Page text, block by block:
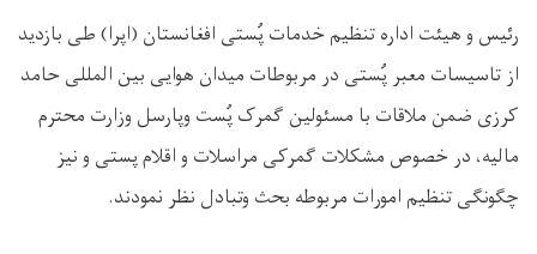
رئیس و هیئت اداره تنظیم خدمات پُستی افغانستان (اپرا) طی بازدید
از تاسیسات معبر پُستی در مربوطات میدان هوایی بین المللی حامد
کرزی ضمن ملاقات با مسئولین گمرک پُست وپارسل وزارت محترم
مالیه، در خصوص مشکلات گمرکی مراسلات و اقلام پستی و نیز
چگونگی تنظیم امورات مربوطه بحث وتبادل نظر نمودند.